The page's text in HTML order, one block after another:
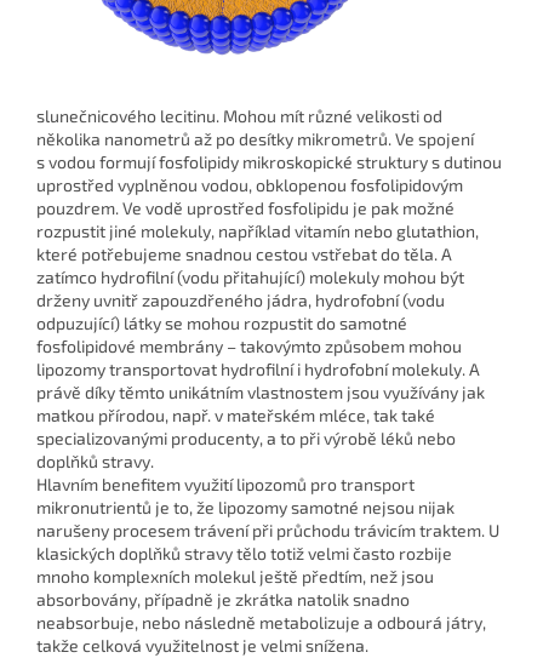
slunečnicového lecitinu. Mohou mít různé velikosti od
několika nanometrů až po desítky mikrometrů. Ve spojení
s vodou formují fosfolipidy mikroskopické struktury s dutinou
uprostřed vyplněnou vodou, obklopenou fosfolipidovým
pouzdrem. Ve vodě uprostřed fosfolipidu je pak možné
rozpustit jiné molekuly, například vitamín nebo glutathion,
které potřebujeme snadnou cestou vstřebat do těla. A
zatímco hydrofilní (vodu přitahující) molekuly mohou být
drženy uvnitř zapouzdřeného jádra, hydrofobní (vodu
odpuzující) látky se mohou rozpustit do samotné
fosfolipidové membrány – takovýmto způsobem mohou
lipozomy transportovat hydrofilní i hydrofobní molekuly. A
právě díky těmto unikátním vlastnostem jsou využívány jak
matkou přírodou, např. v mateřském mléce, tak také
specializovanými producenty, a to při výrobě léků nebo
doplňků stravy.
Hlavním benefitem využití lipozomů pro transport
mikronutrientů je to, že lipozomy samotné nejsou nijak
narušeny procesem trávení při průchodu trávicím traktem. U
klasických doplňků stravy tělo totiž velmi často rozbije
mnoho komplexních molekul ještě předtím, než jsou
absorbovány, případně je zkrátka natolik snadno
neabsorbuje, nebo následně metabolizuje a odbourá játry,
takže celková využitelnost je velmi snížena.